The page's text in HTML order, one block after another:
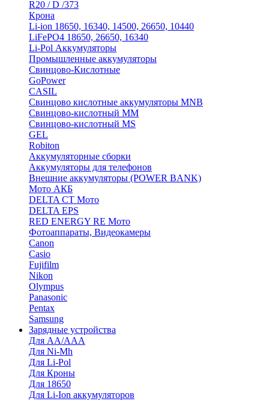
R20 / D /373
Крона
Li-ion 18650, 16340, 14500, 26650, 10440
LiFePO4 18650, 26650, 16340
Li-Pol Аккумуляторы
Промышленные аккумуляторы
Свинцово-Кислотные
GoPower
CASIL
Свинцово кислотные аккумуляторы MNB
Cвинцово-кислотный MM
Cвинцово-кислотный MS
GEL
Robiton
Аккумуляторные сборки
Аккумуляторы для телефонов
Внешние аккумуляторы (POWER BANK)
Мото АКБ
DELTA CT Мото
DELTA EPS
RED ENERGY RE Мото
Фотоаппараты, Видеокамеры
Canon
Casio
Fujifilm
Nikon
Olympus
Panasonic
Pentax
Samsung
Зарядные устройства
Для AA/AAA
Для Ni-Mh
Для Li-Pol
Для Кроны
Для 18650
Для Li-Ion аккумуляторов